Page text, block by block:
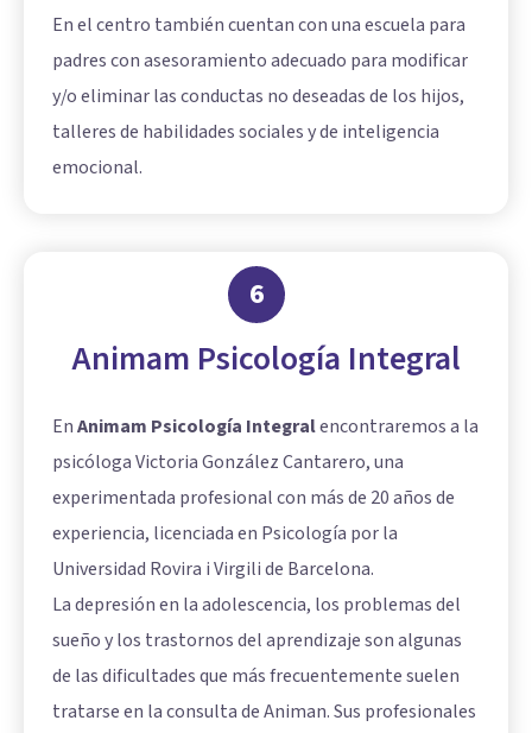
En el centro también cuentan con una escuela para
padres con asesoramiento adecuado para modificar
y/o eliminar las conductas no deseadas de los hijos,
talleres de habilidades sociales y de inteligencia
emocional.
6
Animam Psicología Integral
EnAnimam Psicología Integralencontraremos a la
psicóloga Victoria González Cantarero, una
experimentada profesional con más de 20 años de
experiencia, licenciada en Psicología por la
Universidad Rovira i Virgili de Barcelona.
La depresión en la adolescencia, los problemas del
sueño y los trastornos del aprendizaje son algunas
de las dificultades que más frecuentemente suelen
tratarse en la consulta de Animan. Sus profesionales